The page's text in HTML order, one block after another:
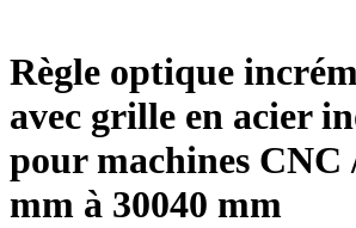
Règle optique
avec grille en acier
pour machines CNC
mm à 30040 mm